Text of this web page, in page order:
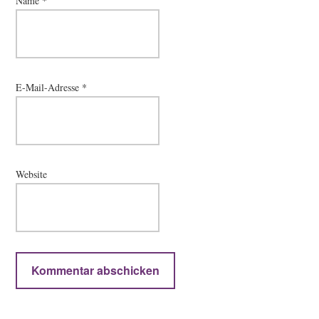
E-Mail-Adresse *
Website